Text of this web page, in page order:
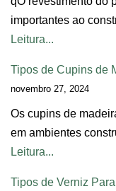
importantes ao
Leitura...
Tipos de Cupins de
novembro 27, 2024
Os cupins de
em ambientes
Leitura...
Tipos de Verniz